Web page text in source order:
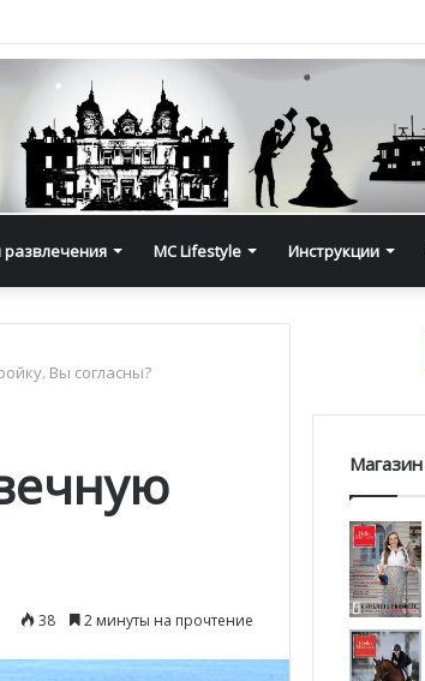
развлечения MC Lifestyle Инструкции
Вы согласны?
38 2 минуты на прочтение
Магазин